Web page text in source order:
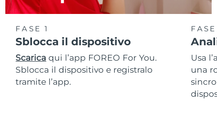
FASE 1
Sblocca il dispositivo
Scarica qui l’app FOREO For You.
Sblocca il dispositivo e registralo
tramite l’app.
Usa
una